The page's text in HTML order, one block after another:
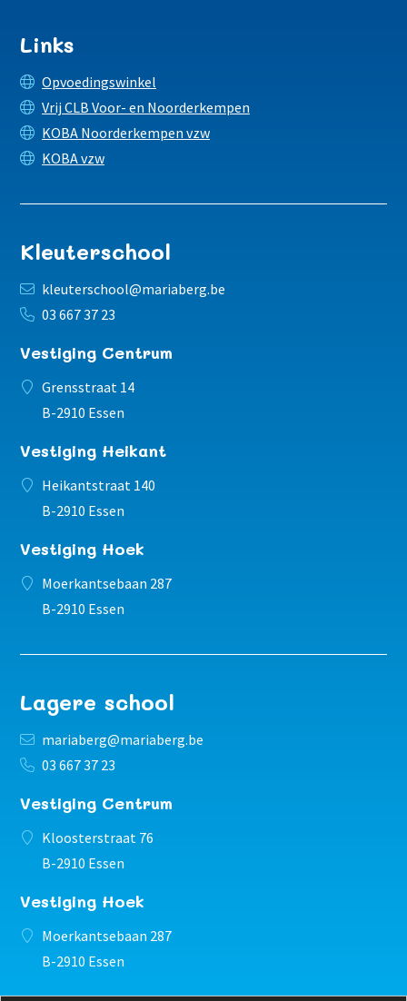
Kleuterschool
kleuterschool@mariaberg.be
03 667 37 23
Vestiging Centrum
Grensstraat 14
B-2910 Essen
Vestiging Heikant
Heikantstraat 140
B-2910 Essen
Vestiging Hoek
Moerkantsebaan 287
B-2910 Essen
Lagere school
mariaberg@mariaberg.be
03 667 37 23
Vestiging Centrum
Kloosterstraat 76
B-2910 Essen
Vestiging Hoek
Moerkantsebaan 287
B-2910 Essen
Links
Opvoedingswinkel
Vrij CLB Voor- en Noorderkempen
KOBA Noorderkempen vzw
KOBA vzw